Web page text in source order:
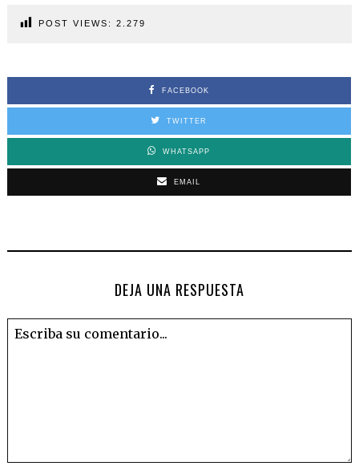
POST VIEWS: 2.279
FACEBOOK
TWITTER
WHATSAPP
EMAIL
DEJA UNA RESPUESTA